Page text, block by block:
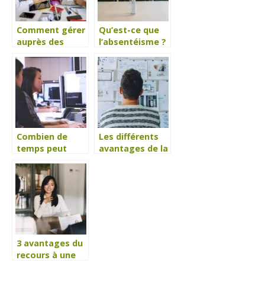
Comment gérer
auprès des
communication
de crise ?
Qu’est-ce que
l’absentéisme ?
Combien de
temps peut
temps
thérapeutique ?
Les différents
avantages de la
3 avantages du
recours à une